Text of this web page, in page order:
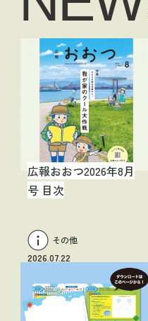
広報おおつ2026年8月
号 目次
その他
2026.07.22